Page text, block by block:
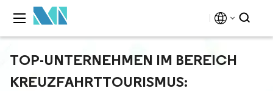
TOP-UNTERNEHMEN IM BEREICH
KREUZFAHRTTOURISMUS: